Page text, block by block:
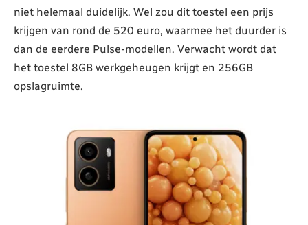
niet helemaal duidelijk. Wel zou dit toestel een prijs
krijgen van rond de 520 euro, waarmee het duurder is
dan de eerdere Pulse-modellen. Verwacht wordt dat
het toestel 8GB werkgeheugen krijgt en 256GB
opslagruimte.